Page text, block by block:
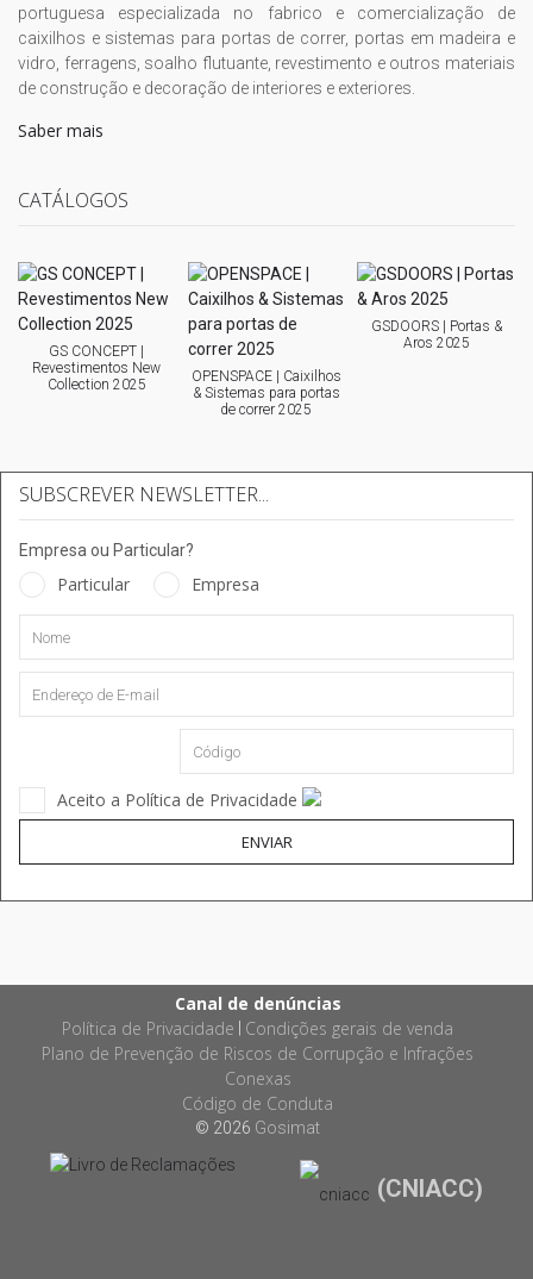
portuguesa especializada no fabrico e comercialização de
caixilhos e sistemas para portas de correr, portas em madeira e
vidro, ferragens, soalho flutuante, revestimento e outros materiais
de construção e decoração de interiores e exteriores.
Saber mais
CATÁLOGOS
GS CONCEPT |
Revestimentos New
Collection 2025
OPENSPACE | Caixilhos
& Sistemas para portas
de correr 2025
GSDOORS | Portas &
Aros 2025
SUBSCREVER NEWSLETTER...
Empresa ou Particular?
Particular Empresa
Aceito a Política de Privacidade
ENVIAR
Canal de denúncias
Política de Privacidade Condições gerais de venda
Plano de Prevenção de Riscos de Corrupção e Infrações
Conexas
Código de Conduta
© 2026 Gosimat
(CNIACC)